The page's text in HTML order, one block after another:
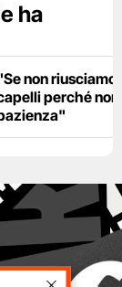
ha
non riusciamo
perché